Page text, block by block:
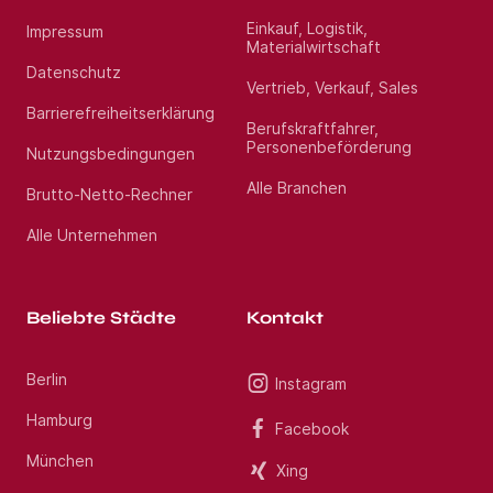
Standort: Armstorf
Impressum
Datenschutz
Barrierefreiheitserklärung
Nutzungsbedingungen
Brutto-Netto-Rechner
Alle Unternehmen
Einkauf, Logistik,
Materialwirtschaft
Vertrieb, Verkauf, Sales
Berufskraftfahrer,
Personenbeförderung
Alle Branchen
Beliebte Städte
Berlin
Hamburg
München
Kontakt
Instagram
Facebook
Xing